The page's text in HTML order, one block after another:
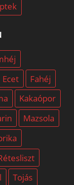
Ecet
Fahéj
Kakaópor
Mazsola
Tojás